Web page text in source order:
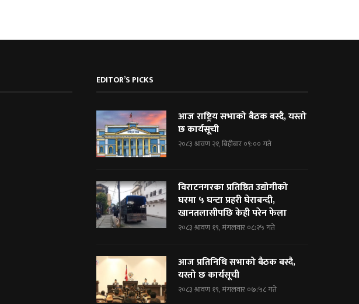
EDITOR’S PICKS
आज राष्ट्रिय सभाको बैठक बस्दै, यस्तो
छ कार्यसूची
२०८३ श्रावण २१, बिहीबार ०९:०० गते
विराटनगरका प्रतिष्ठित उद्योगीको
घरमा ५ घन्टा प्रहरी घेराबन्दी,
खानतलासीपछि केही परेन फेला
२०८३ श्रावण १९, मंगलवार ०८:२५ गते
आज प्रतिनिधि सभाको बैठक बस्दै,
यस्तो छ कार्यसूची
२०८३ श्रावण १९, मंगलवार ०७:५८ गते